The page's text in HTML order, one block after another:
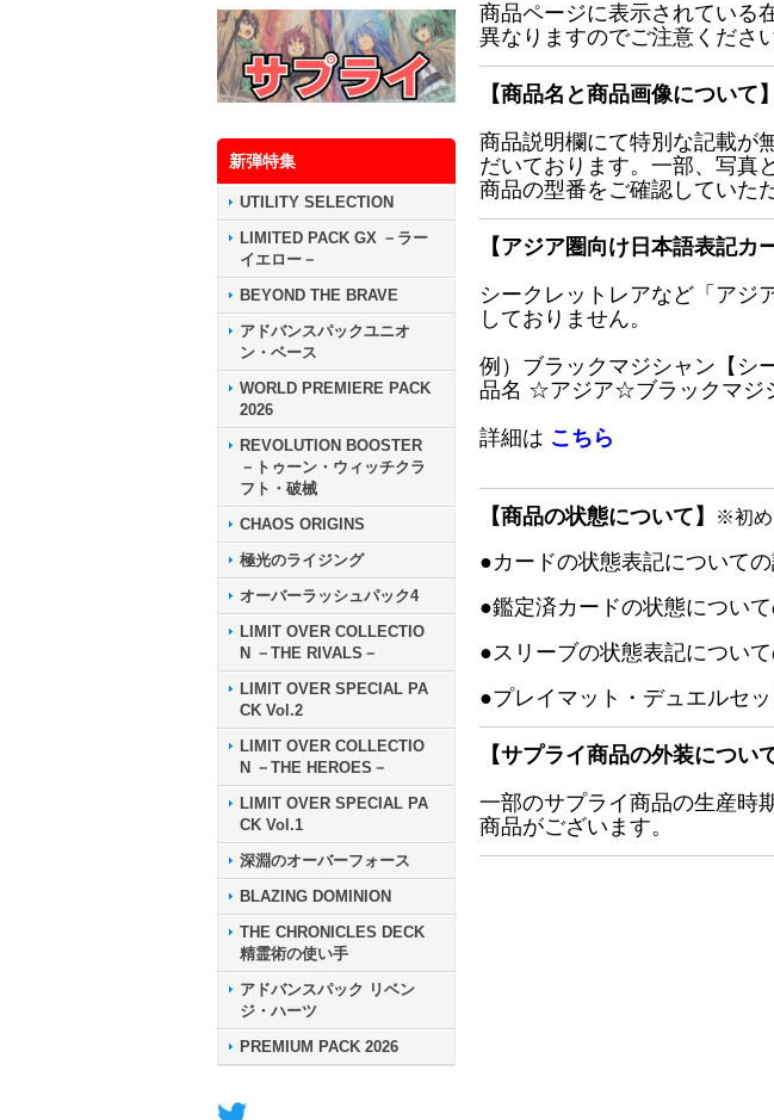
新弾特集
UTILITY SELECTION
LIMITED PACK GX －ラー
イエロー－
BEYOND THE BRAVE
アドバンスパックユニオ
ン・ベース
WORLD PREMIERE PACK
2026
REVOLUTION BOOSTER
－トゥーン・ウィッチクラ
フト・破械
CHAOS ORIGINS
極光のライジング
オーバーラッシュパック4
LIMIT OVER COLLECTIO
N －THE RIVALS－
LIMIT OVER SPECIAL PA
CK Vol.2
LIMIT OVER COLLECTIO
N －THE HEROES－
LIMIT OVER SPECIAL PA
CK Vol.1
深淵のオーバーフォース
BLAZING DOMINION
THE CHRONICLES DECK
精霊術の使い手
アドバンスパック リベン
ジ・ハーツ
PREMIUM PACK 2026
商品ページに表示されている
異なりますのでご注意ください
【商品名と商品画像について】
商品説明欄にて特別な記載が
だいております。一部、写真
商品の型番をご確認していた
【アジア圏向け日本語表記カ
シークレットレアなど「アジ
しておりません。
例）ブラックマジシャン【シ
品名 ☆アジア☆ブラックマジ
詳細は こちら
【商品の状態について】 ※初め
●カードの状態表記について
●鑑定済カードの状態につい
●スリーブの状態表記につい
●プレイマット・デュエルセ
【サプライ商品の外装について
一部のサプライ商品の生産時
商品がございます。